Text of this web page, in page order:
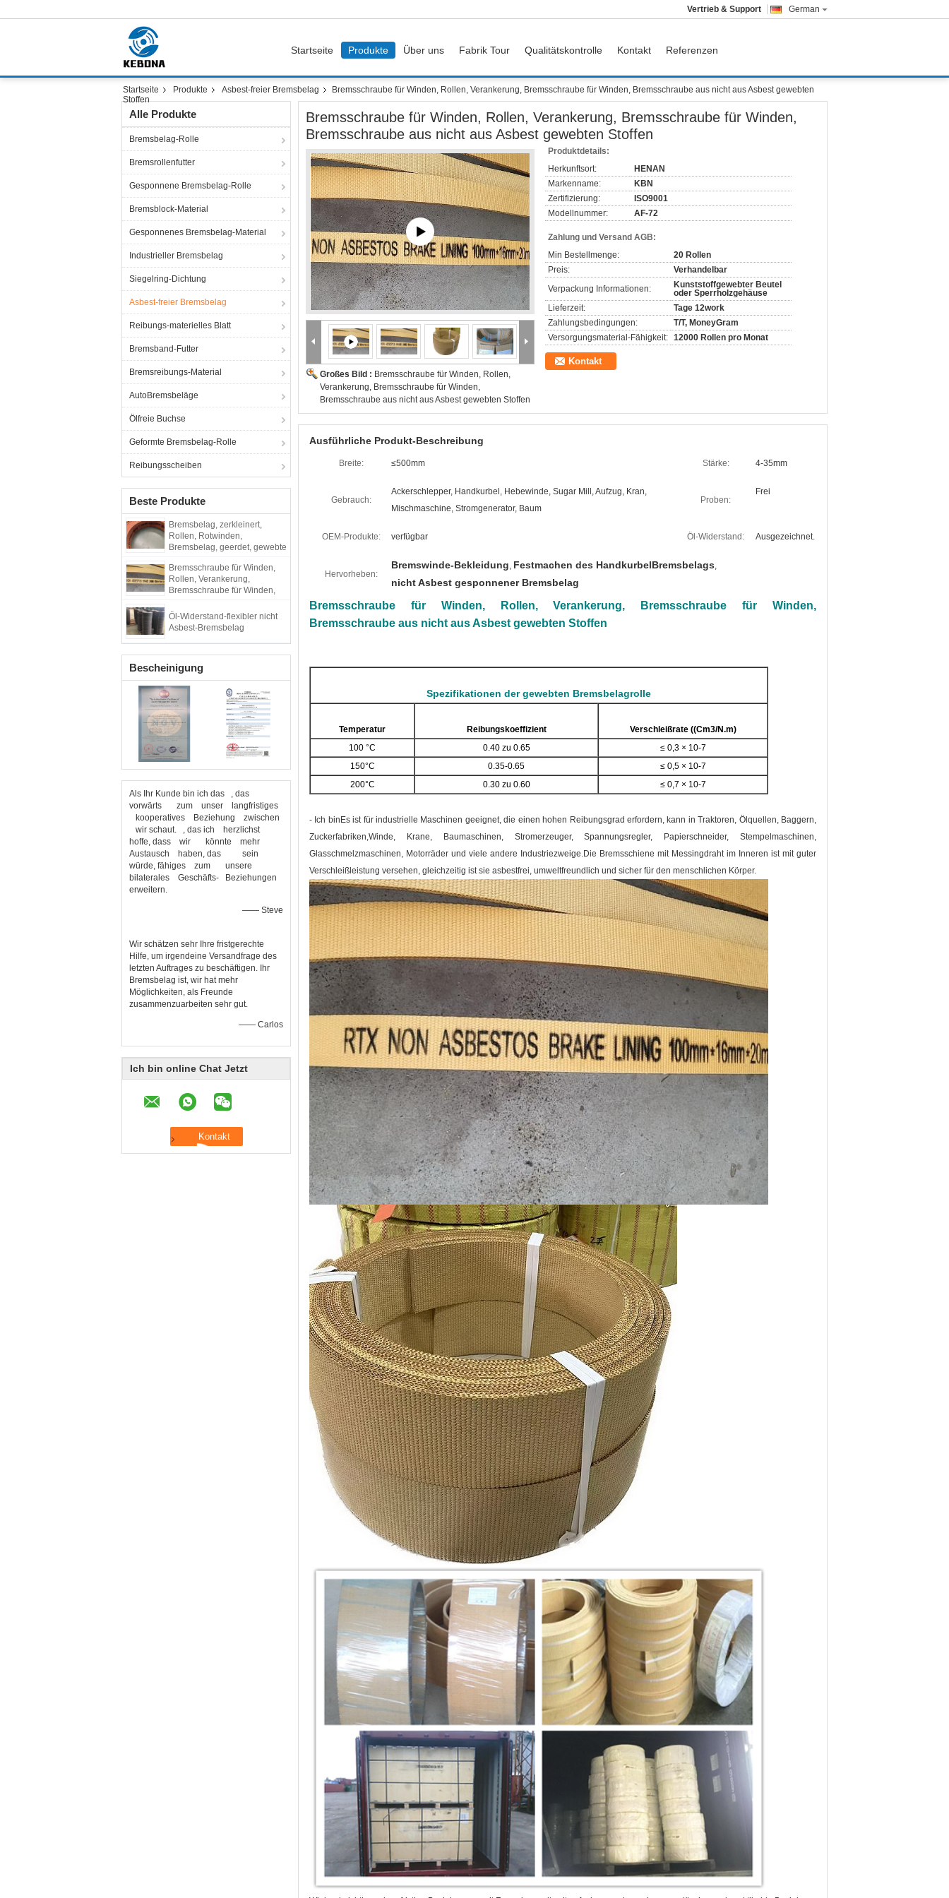
German
Vertrieb & Support
Startseite Produkte Über uns Fabrik Tour Qualitätskontrolle Kontakt Referenzen
Startseite Produkte Asbest-freier Bremsbelag
Bremsschraube für Winden, Rollen, Verankerung, Bremsschraube für Winden, Bremsschraube aus nicht aus Asbest gewebten
Stoffen
Alle Produkte
Bremsbelag-Rolle
Bremsrollenfutter
Gesponnene Bremsbelag-Rolle
Bremsblock-Material
Gesponnenes Bremsbelag-Material
Industrieller Bremsbelag
Siegelring-Dichtung
Asbest-freier Bremsbelag
Reibungs-materielles Blatt
Bremsband-Futter
Bremsreibungs-Material
AutoBremsbeläge
Ölfreie Buchse
Geformte Bremsbelag-Rolle
Reibungsscheiben
Beste Produkte
Bremsbelag, zerkleinert,
Rollen, Rotwinden,
Bremsbelag, geerdet, gewebte
Bremsschraube für Winden,
Rollen, Verankerung,
Bremsschraube für Winden,
Asbest gewebten Stoffen
Öl-Widerstand-flexibler nicht
Asbest-Bremsbelag
Bescheinigung
Als Ihr Kunde bin ich das , das
vorwärts zum unser langfristiges
kooperatives Beziehung zwischen
wir schaut. , das ich herzlichst
hoffe, dass wir könnte mehr
Austausch haben, das sein
würde, fähiges zum unsere
bilaterales Geschäfts- Beziehungen
erweitern.
—— Steve
Wir schätzen sehr Ihre fristgerechte
Hilfe, um irgendeine Versandfrage des
letzten Auftrages zu beschäftigen. Ihr
Bremsbelag ist, wir hat mehr
Möglichkeiten, als Freunde
zusammenzuarbeiten sehr gut.
—— Carlos
Ich bin online Chat Jetzt
Bremsschraube für Winden, Rollen, Verankerung, Bremsschraube für Winden,
Bremsschraube aus nicht aus Asbest gewebten Stoffen
Großes Bild : Bremsschraube für Winden, Rollen,
Verankerung, Bremsschraube für Winden,
Bremsschraube aus nicht aus Asbest gewebten Stoffen
Produktdetails:
Herkunftsort:
HENAN
Markenname:
KBN
Zertifizierung:
ISO9001
Modellnummer:
AF-72
Zahlung und Versand AGB:
Min Bestellmenge:
20 Rollen
Preis:
Verhandelbar
Verpackung Informationen:
Kunststoffgewebter Beutel
oder Sperrholzgehäuse
Lieferzeit:
Tage 12work
Zahlungsbedingungen:
T/T, MoneyGram
Versorgungsmaterial-Fähigkeit: 12000 Rollen pro Monat
Kontakt
Ausführliche Produkt-Beschreibung
Breite: ≤500mm Stärke: 4-35mm
Gebrauch:
Ackerschlepper, Handkurbel, Hebewinde, Sugar Mill, Aufzug, Kran,
Mischmaschine, Stromgenerator, Baum
Proben:
Frei
OEM-Produkte: verfügbar Öl-Widerstand: Ausgezeichnet.
Hervorheben:
Bremswinde-Bekleidung, Festmachen des HandkurbelBremsbelags,
nicht Asbest gesponnener Bremsbelag
Bremsschraube für Winden, Rollen, Verankerung, Bremsschraube für Winden,
Bremsschraube aus nicht aus Asbest gewebten Stoffen
Spezifikationen der gewebten Bremsbelagrolle
Temperatur Reibungskoeffizient Verschleißrate ((Cm3/N.m)
100 °C
0.40 zu 0.65
≤ 0,3 × 10-7
150°C
0.35-0.65
≤ 0,5 × 10-7
200°C
0.30 zu 0.60 ≤ 0,7 × 10-7
- Ich bin Es ist für industrielle Maschinen geeignet, die einen hohen Reibungsgrad erfordern, kann in Traktoren, Ölquellen, Baggern,
Zuckerfabriken,Winde, Krane, Baumaschinen, Stromerzeuger, Spannungsregler, Papierschneider, Stempelmaschinen,
Glasschmelzmaschinen, Motorräder und viele andere Industriezweige.Die Bremsschiene mit Messingdraht im Inneren ist mit guter
Verschleißleistung versehen, gleichzeitig ist sie asbestfrei, umweltfreundlich und sicher für den menschlichen Körper.